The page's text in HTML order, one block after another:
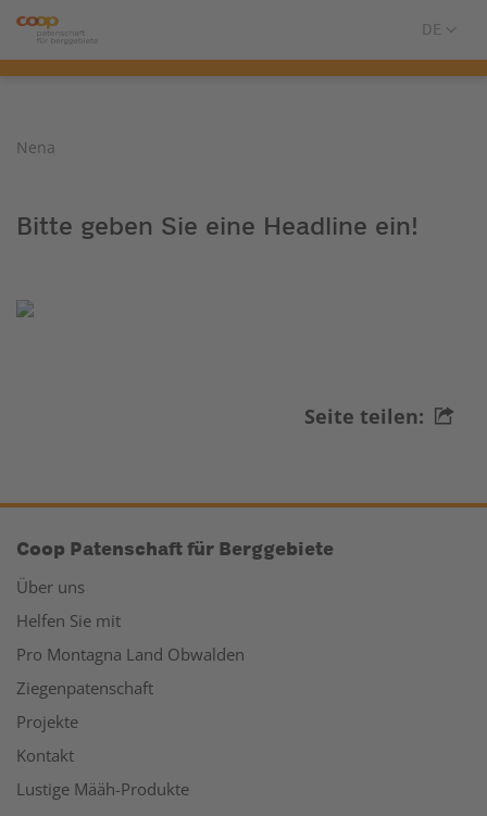
Nena
Bitte geben Sie eine Headline ein!
Seite teilen:
Coop Patenschaft für Berggebiete
Über uns
Helfen Sie mit
Pro Montagna Land Obwalden
Ziegenpatenschaft
Projekte
Kontakt
Lustige Määh-Produkte